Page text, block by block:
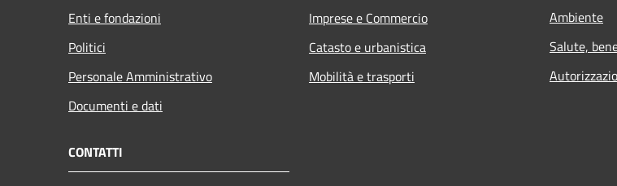
Enti e fondazioni
Politici
Personale Amministrativo
Documenti e dati
Imprese e Commercio
Catasto e urbanistica
Mobilità e trasporti
Ambiente
Salute,
CONTATTI